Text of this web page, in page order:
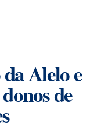
Alelo e
de